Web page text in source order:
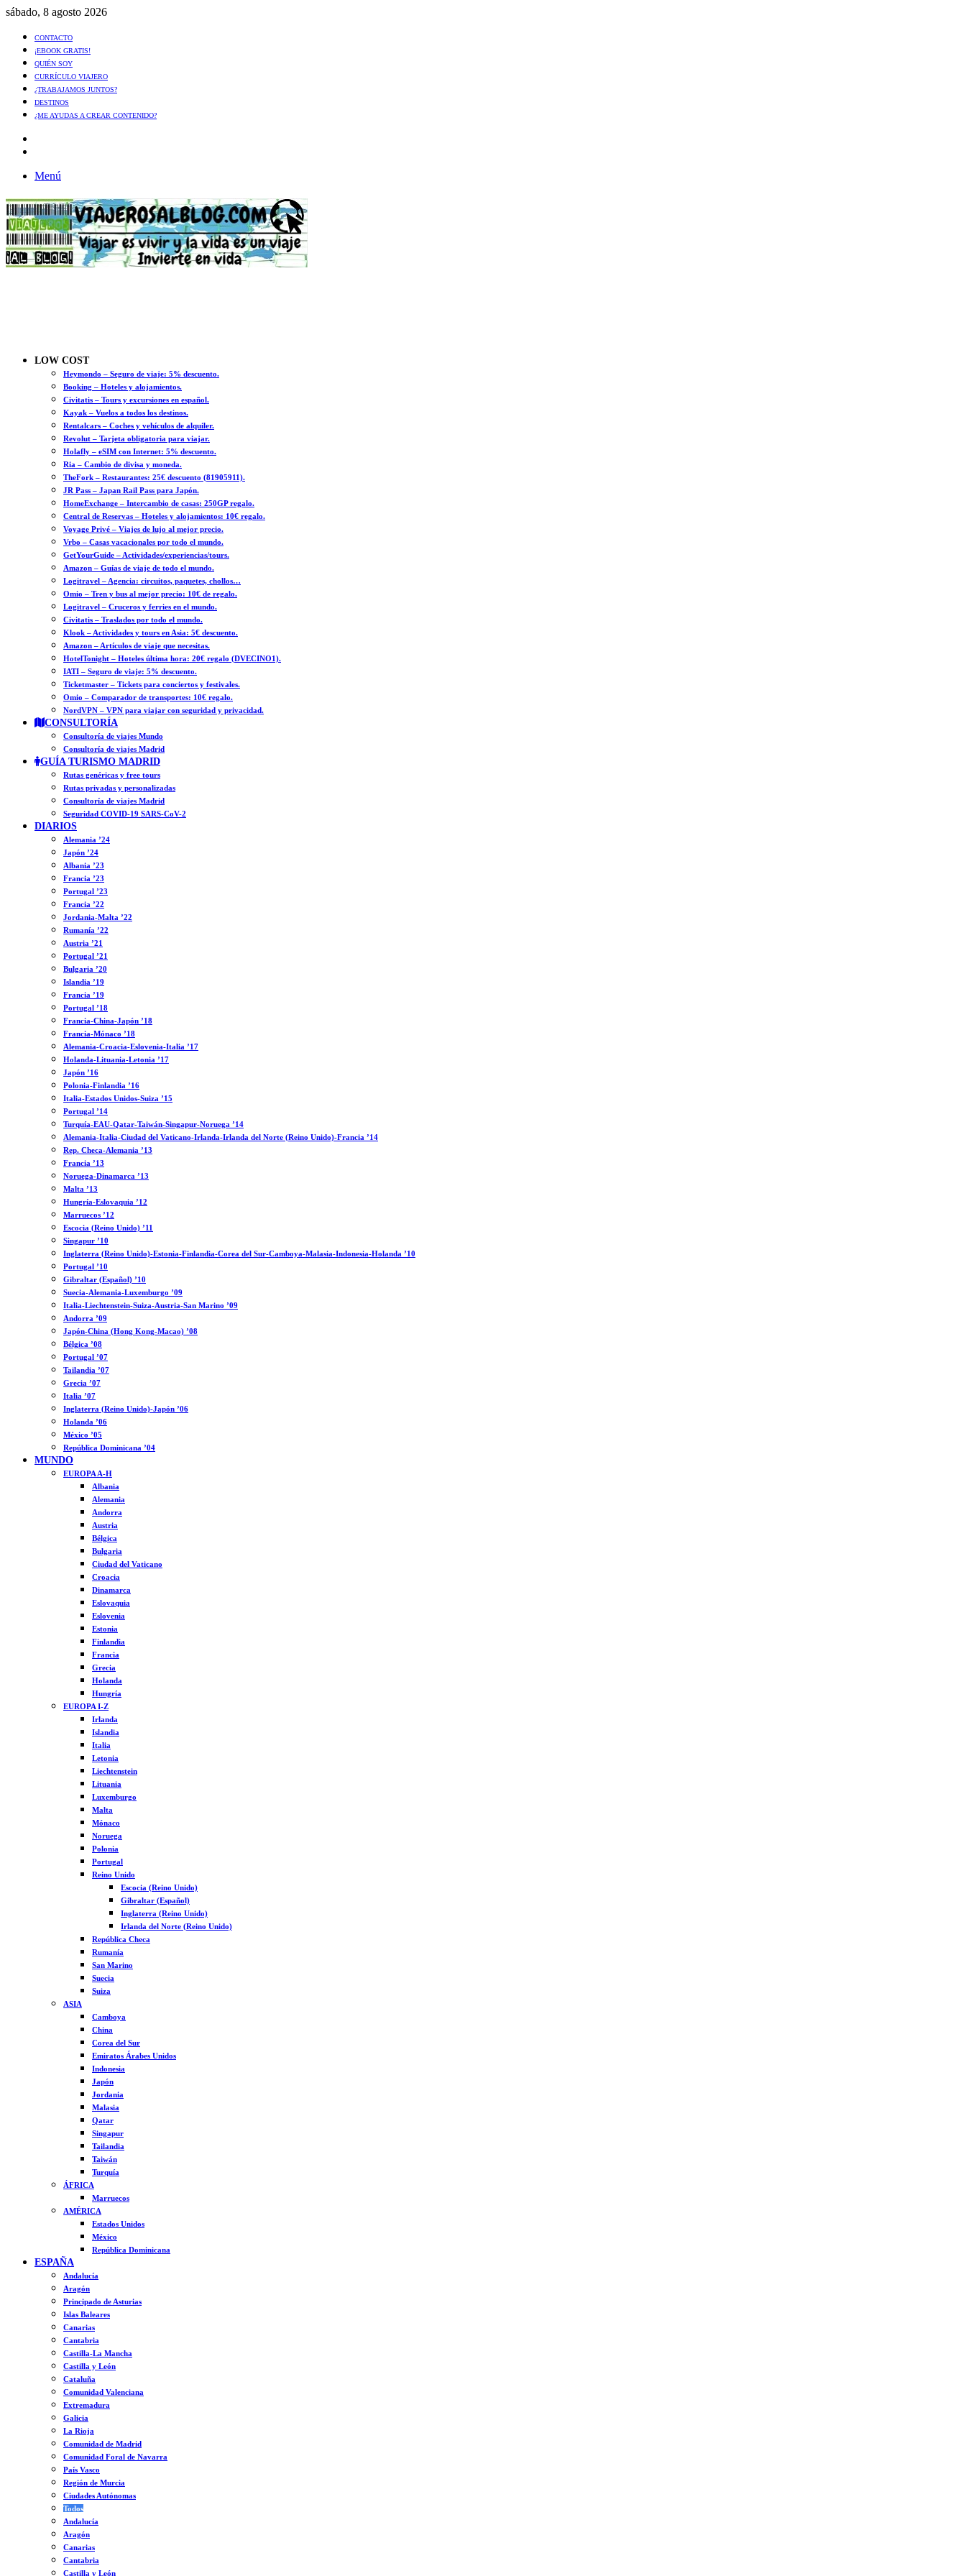
sábado, 8 agosto 2026
CONTACTO
¡EBOOK GRATIS!
QUIÉN SOY
CURRÍCULO VIAJERO
¿TRABAJAMOS JUNTOS?
DESTINOS
¿ME AYUDAS A CREAR CONTENIDO?
Menú
LOW COST
Heymondo – Seguro de viaje: 5% descuento.
Booking – Hoteles y alojamientos.
Civitatis – Tours y excursiones en español.
Kayak – Vuelos a todos los destinos.
Rentalcars – Coches y vehículos de alquiler.
Revolut – Tarjeta obligatoria para viajar.
Holafly – eSIM con Internet: 5% descuento.
Ria – Cambio de divisa y moneda.
TheFork – Restaurantes: 25€ descuento (81905911).
JR Pass – Japan Rail Pass para Japón.
HomeExchange – Intercambio de casas: 250GP regalo.
Central de Reservas – Hoteles y alojamientos: 10€ regalo.
Voyage Privé – Viajes de lujo al mejor precio.
Vrbo – Casas vacacionales por todo el mundo.
GetYourGuide – Actividades/experiencias/tours.
Amazon – Guías de viaje de todo el mundo.
Logitravel – Agencia: circuitos, paquetes, chollos…
Omio – Tren y bus al mejor precio: 10€ de regalo.
Logitravel – Cruceros y ferries en el mundo.
Civitatis – Traslados por todo el mundo.
Klook – Actividades y tours en Asia: 5€ descuento.
Amazon – Artículos de viaje que necesitas.
HotelTonight – Hoteles última hora: 20€ regalo (DVECINO1).
IATI – Seguro de viaje: 5% descuento.
Ticketmaster – Tickets para conciertos y festivales.
Omio – Comparador de transportes: 10€ regalo.
NordVPN – VPN para viajar con seguridad y privacidad.
CONSULTORÍA
Consultoría de viajes Mundo
Consultoría de viajes Madrid
GUÍA TURISMO MADRID
Rutas genéricas y free tours
Rutas privadas y personalizadas
Consultoría de viajes Madrid
Seguridad COVID-19 SARS-CoV-2
DIARIOS
Alemania ’24
Japón ’24
Albania ’23
Francia ’23
Portugal ’23
Francia ’22
Jordania-Malta ’22
Rumanía ’22
Austria ’21
Portugal ’21
Bulgaria ’20
Islandia ’19
Francia ’19
Portugal ’18
Francia-China-Japón ’18
Francia-Mónaco ’18
Alemania-Croacia-Eslovenia-Italia ’17
Holanda-Lituania-Letonia ’17
Japón ’16
Polonia-Finlandia ’16
Italia-Estados Unidos-Suiza ’15
Portugal ’14
Turquía-EAU-Qatar-Taiwán-Singapur-Noruega ’14
Alemania-Italia-Ciudad del Vaticano-Irlanda-Irlanda del Norte (Reino Unido)-Francia ’14
Rep. Checa-Alemania ’13
Francia ’13
Noruega-Dinamarca ’13
Malta ’13
Hungría-Eslovaquia ’12
Marruecos ’12
Escocia (Reino Unido) ’11
Singapur ’10
Inglaterra (Reino Unido)-Estonia-Finlandia-Corea del Sur-Camboya-Malasia-Indonesia-Holanda ’10
Portugal ’10
Gibraltar (Español) ’10
Suecia-Alemania-Luxemburgo ’09
Italia-Liechtenstein-Suiza-Austria-San Marino ’09
Andorra ’09
Japón-China (Hong Kong-Macao) ’08
Bélgica ’08
Portugal ’07
Tailandia ’07
Grecia ’07
Italia ’07
Inglaterra (Reino Unido)-Japón ’06
Holanda ’06
México ’05
República Dominicana ’04
MUNDO
EUROPA A-H
Albania
Alemania
Andorra
Austria
Bélgica
Bulgaria
Ciudad del Vaticano
Croacia
Dinamarca
Eslovaquia
Eslovenia
Estonia
Finlandia
Francia
Grecia
Holanda
Hungría
EUROPA I-Z
Irlanda
Islandia
Italia
Letonia
Liechtenstein
Lituania
Luxemburgo
Malta
Mónaco
Noruega
Polonia
Portugal
Reino Unido
Escocia (Reino Unido)
Gibraltar (Español)
Inglaterra (Reino Unido)
Irlanda del Norte (Reino Unido)
República Checa
Rumanía
San Marino
Suecia
Suiza
ASIA
Camboya
China
Corea del Sur
Emiratos Árabes Unidos
Indonesia
Japón
Jordania
Malasia
Qatar
Singapur
Tailandia
Taiwán
Turquía
ÁFRICA
Marruecos
AMÉRICA
Estados Unidos
México
República Dominicana
ESPAÑA
Andalucía
Aragón
Principado de Asturias
Islas Baleares
Canarias
Cantabria
Castilla-La Mancha
Castilla y León
Cataluña
Comunidad Valenciana
Extremadura
Galicia
La Rioja
Comunidad de Madrid
Comunidad Foral de Navarra
País Vasco
Región de Murcia
Ciudades Autónomas
Todos
Andalucía
Aragón
Canarias
Cantabria
Castilla y León